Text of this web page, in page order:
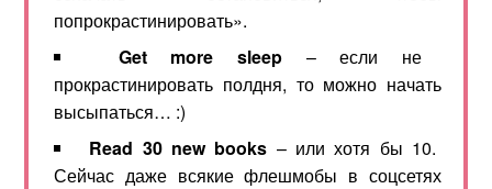
попрокрастинировать».
Get
more sleep – если не
прокрастинировать полдня, то можно начать
высыпаться… :)
Read 30 new books – или хотя бы 10.
Сейчас даже всякие флешмобы в соцсетях